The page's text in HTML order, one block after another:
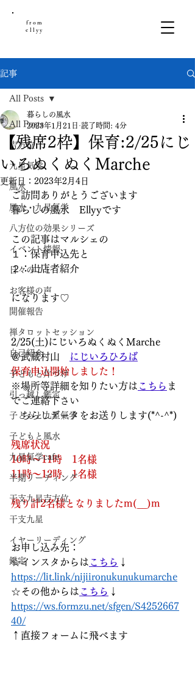
from
ellyy
記事
All Posts
吉方位
九星気学
風水
風水・九星気学
八方位の効果シリーズ
イベント情報
日々のこと
お客様の声
開催報告
禅タロットセッション
自己紹介
子どもと片づけ
引っ越し鑑定
子どもと九星氣学
子どもと風水
九星氣学cafe
半期リーディング
干支九星吉方位
干支九星
イヤーリーディング
鑑定
All Posts
【残席2枠】保育:2/25にじ
いろぬくぬくMarche
暮らしの風水
2023年1月21日 読了時間: 4分
更新日： 2023年2月4日
ご訪問ありがとうございます
暮らしの風水　Ellyyです
この記事はマルシェの
１：保育申込先と
２：出店者紹介
になります♡
2/25(土)にじいろぬくぬくMarche
＠武蔵村山
にじいろひろば
保育申込開始しました！
※場所等詳細を知りたい方は こちら ま
でご連絡下さい
ちらしデータをお送りします(*^-^*)
残席状況
10時～11時　1名様
11時～12時　1名様
残り計2名様となりましたm(__)m
お申し込み先：
☆インスタからは こちら ↓
https://lit.link/nijiironukunukumarche
☆その他からは こちら ↓
https://ws.formzu.net/sfgen/S4252667
40/
↑直接フォームに飛べます